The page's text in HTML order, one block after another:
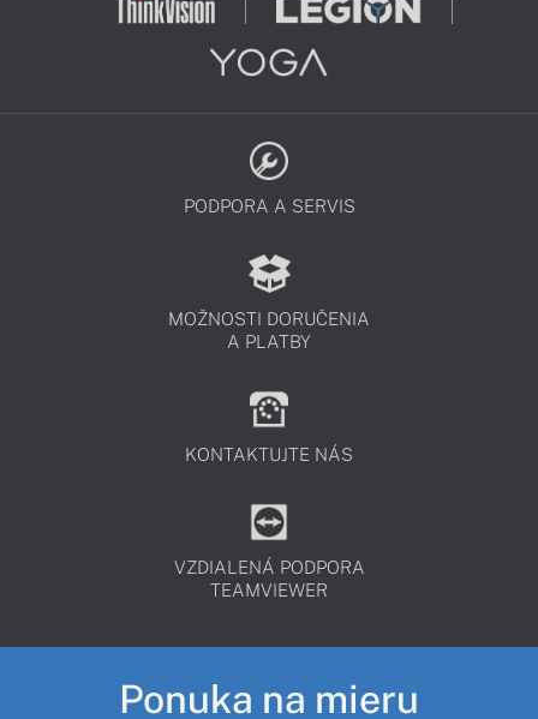
PODPORA A SERVIS
MOŽNOSTI DORUČENIA
A PLATBY
KONTAKTUJTE NÁS
VZDIALENÁ PODPORA
TEAMVIEWER
Ponuka na mieru